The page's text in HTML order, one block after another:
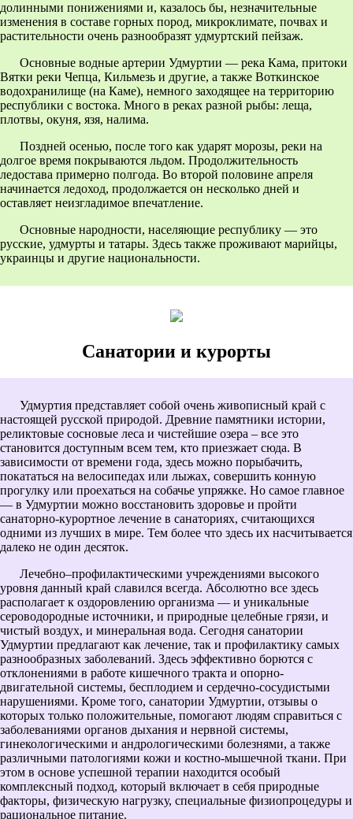
долинными понижениями и, казалось бы, незначительные
изменения в составе горных пород, микроклимате, почвах и
растительности очень разнообразят удмуртский пейзаж.
Основные водные артерии Удмуртии — река Кама, притоки
Вятки реки Чепца, Кильмезь и другие, а также Воткинское
водохранилище (на Каме), немного заходящее на территорию
республики с востока. Много в реках разной рыбы: леща,
плотвы, окуня, язя, налима.
Поздней осенью, после того как ударят морозы, реки на
долгое время покрываются льдом. Продолжительность
ледостава примерно полгода. Во второй половине апреля
начинается ледоход, продолжается он несколько дней и
оставляет неизгладимое впечатление.
Основные народности, населяющие республику — это
русские, удмурты и татары. Здесь также проживают марийцы,
украинцы и другие национальности.
Санатории и курорты
Удмуртия представляет собой очень живописный край с
настоящей русской природой. Древние памятники истории,
реликтовые сосновые леса и чистейшие озера – все это
становится доступным всем тем, кто приезжает сюда. В
зависимости от времени года, здесь можно порыбачить,
покататься на велосипедах или лыжах, совершить конную
прогулку или проехаться на собачье упряжке. Но самое главное
— в Удмуртии можно восстановить здоровье и пройти
санаторно-курортное лечение в санаториях, считающихся
одними из лучших в мире. Тем более что здесь их насчитывается
далеко не один десяток.
Лечебно–профилактическими учреждениями высокого
уровня данный край славился всегда. Абсолютно все здесь
располагает к оздоровлению организма — и уникальные
сероводородные источники, и природные целебные грязи, и
чистый воздух, и минеральная вода. Сегодня санатории
Удмуртии предлагают как лечение, так и профилактику самых
разнообразных заболеваний. Здесь эффективно борются с
отклонениями в работе кишечного тракта и опорно-
двигательной системы, бесплодием и сердечно-сосудистыми
нарушениями. Кроме того, санатории Удмуртии, отзывы о
которых только положительные, помогают людям справиться с
заболеваниями органов дыхания и нервной системы,
гинекологическими и андрологическими болезнями, а также
различными патологиями кожи и костно-мышечной ткани. При
этом в основе успешной терапии находится особый
комплексный подход, который включает в себя природные
факторы, физическую нагрузку, специальные физиопроцедуры и
рациональное питание.